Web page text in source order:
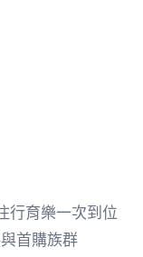
行育樂一次到位
首購族群